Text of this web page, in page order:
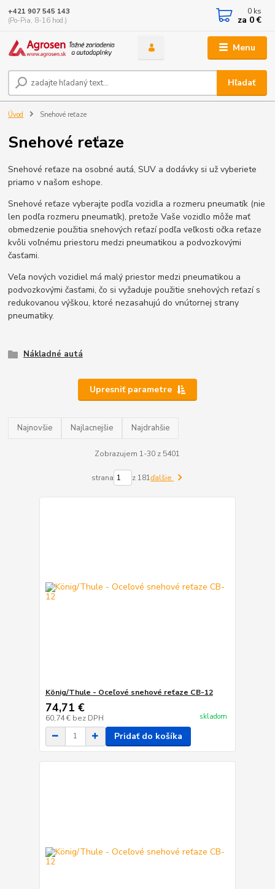
Menu
Hľadať
+421 907 545 143
(Po-Pia, 8-16 hod.)
0 ks
za 0 €
Úvod Snehové reťaze
Snehové reťaze
Snehové reťaze na osobné autá, SUV a dodávky si už vyberiete
priamo v našom eshope.
Snehové reťaze vyberajte podľa vozidla a rozmeru pneumatík (nie
len podľa rozmeru pneumatík), pretože Vaše vozidlo môže mať
obmedzenie použitia snehových reťazí podľa veľkosti očka reťaze
kvôli voľnému priestoru medzi pneumatikou a podvozkovými
časťami.
Veľa nových vozidiel má malý priestor medzi pneumatikou a
podvozkovými časťami, čo si vyžaduje použitie snehových reťazí s
redukovanou výškou, ktoré nezasahujú do vnútornej strany
pneumatiky.
Nákladné autá
Upresniť parametre
Najnovšie Najlacnejšie Najdrahšie
Zobrazujem 1-30 z 5401
strana z 181ďalšie
König/Thule - Oceľové snehové reťaze CB-12
74,71 €
60,74 € bez DPH skladom
Pridať do košíka